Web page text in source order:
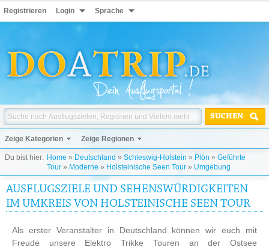
Registrieren Login Sprache
SUCHEN
Zeige Kategorien Zeige Regionen
Du bist hier: Home » Deutschland » Schleswig-Holstein » Plön » Geführte
Tour » Moderne » Holsteinische Seen Tour » Umgebung
AUSFLUGSZIELE UND SEHENSWÜRDIGKEITEN
IM UMKREIS VON HOLSTEINISCHE SEEN TOUR
Als erster Veranstalter in Deutschland können wir euch mit
Freude unsere Elektro Trikke Touren an der Ostsee